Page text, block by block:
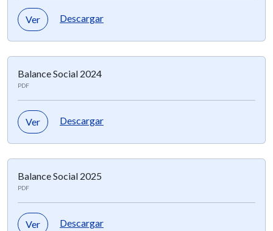
Ver Descargar
Balance Social 2024
PDF
Ver Descargar
Balance Social 2025
PDF
Ver Descargar